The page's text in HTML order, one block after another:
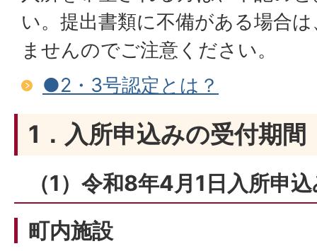
い。提出書類に不備がある場合
ませんのでご注意ください。
●2・3号認定とは？
1．入所申込みの受付期間
（1）令和8年4月1日入所申
町内施設